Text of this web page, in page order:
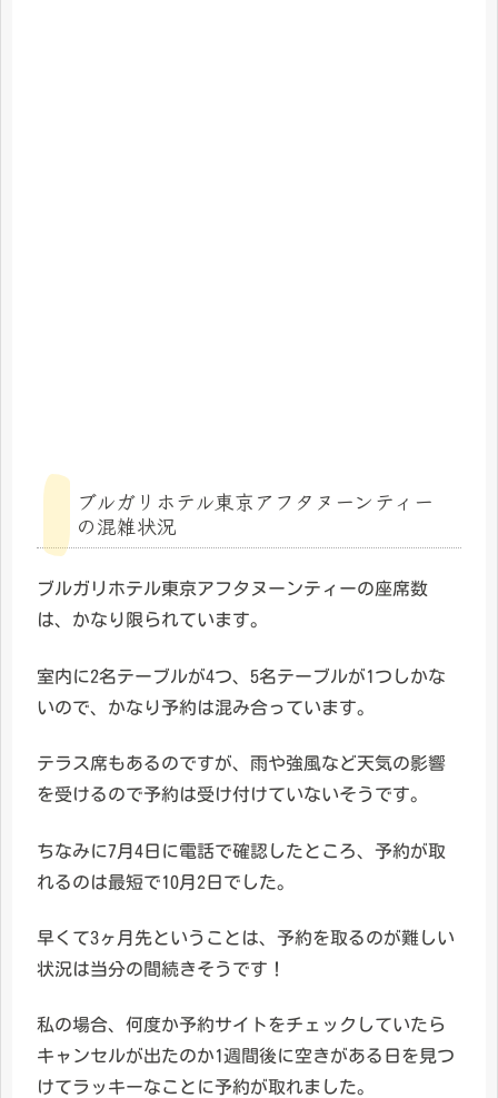
ブルガリホテル東京アフタヌーンティー
の混雑状況
ブルガリホテル東京アフタヌーンティーの座席数
は、かなり限られています。
室内に2名テーブルが4つ、5名テーブルが1つしかな
いので、かなり予約は混み合っています。
テラス席もあるのですが、雨や強風など天気の影響
を受けるので予約は受け付けていないそうです。
ちなみに7月4日に電話で確認したところ、予約が取
れるのは最短で10月2日でした。
早くて3ヶ月先ということは、予約を取るのが難しい
状況は当分の間続きそうです！
私の場合、何度か予約サイトをチェックしていたら
キャンセルが出たのか1週間後に空きがある日を見つ
けてラッキーなことに予約が取れました。